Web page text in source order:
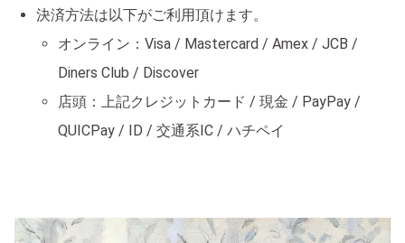
決済方法は以下がご利用頂けます。
オンライン：Visa / Mastercard / Amex / JCB /
Diners Club / Discover
店頭：上記クレジットカード / 現金 / PayPay /
QUICPay / ID / 交通系IC / ハチペイ